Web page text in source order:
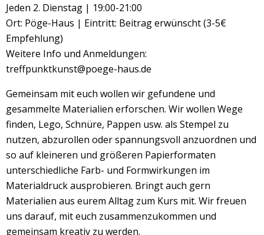
Jeden 2. Dienstag | 19:00-21:00
Ort: Pöge-Haus | Eintritt: Beitrag erwünscht (3-5€
Empfehlung)
Weitere Info und Anmeldungen:
treffpunktkunst@poege-haus.de
Gemeinsam mit euch wollen wir gefundene und
gesammelte Materialien erforschen. Wir wollen Wege
finden, Lego, Schnüre, Pappen usw. als Stempel zu
nutzen, abzurollen oder spannungsvoll anzuordnen und
so auf kleineren und größeren Papierformaten
unterschiedliche Farb- und Formwirkungen im
Materialdruck ausprobieren. Bringt auch gern
Materialien aus eurem Alltag zum Kurs mit. Wir freuen
uns darauf, mit euch zusammenzukommen und
gemeinsam kreativ zu werden.